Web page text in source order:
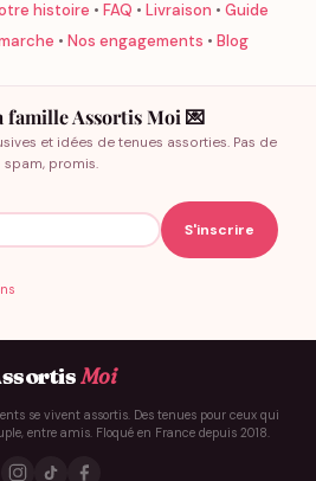
histoire • FAQ • Livraison • Guide
• Nos engagements • Blog
famille Assortis Moi 💌
et idées de tenues assorties. Pas de
spam, promis.
Moi
se vivent assortis. Des tenues pour ceux qui
entre amis. Floqué en France depuis 2018.